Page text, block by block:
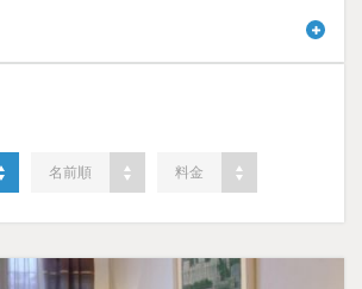
名前順 料金